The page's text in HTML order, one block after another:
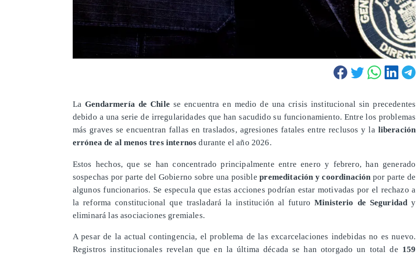
LaGendarmería de Chile se encuentra en medio de una crisis institucional sin precedentes
debido a una serie de irregularidades que han sacudido su funcionamiento. Entre los problemas
más graves se encuentran fallas en traslados, agresiones fatales entre reclusos y la liberación
errónea de al menos tres internos durante el año 2026.
Estos hechos, que se han concentrado principalmente entre enero y febrero, han generado
sospechas por parte del Gobierno sobre una posiblepremeditación y coordinación por parte de
algunos funcionarios. Se especula que estas acciones podrían estar motivadas por el rechazo a
la reforma constitucional que trasladará la institución al futuroMinisterio de Seguridad y
eliminará las asociaciones gremiales.
A pesar de la actual contingencia, el problema de las excarcelaciones indebidas no es nuevo.
Registros institucionales revelan que en la última década se han otorgado un total de 159